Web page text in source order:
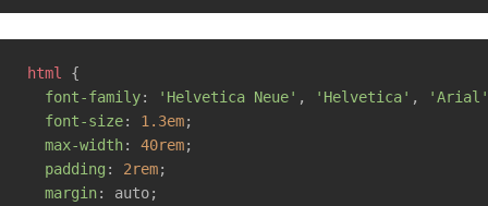
html {
font-family: 'Helvetica Neue' , 'Helvetica' ,
'Arial'
font-size: 1.3em;
max-width: 40rem;
padding : 2rem;
margin: auto;